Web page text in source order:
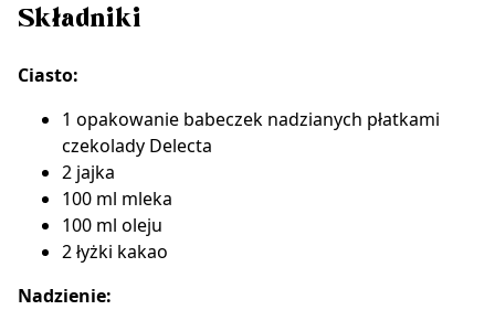
Składniki
Ciasto:
1 opakowanie babeczek nadzianych płatkami
czekolady Delecta
2 jajka
100 ml mleka
100 ml oleju
2 łyżki kakao
Nadzienie: